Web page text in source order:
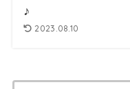
♪
2023.08.10